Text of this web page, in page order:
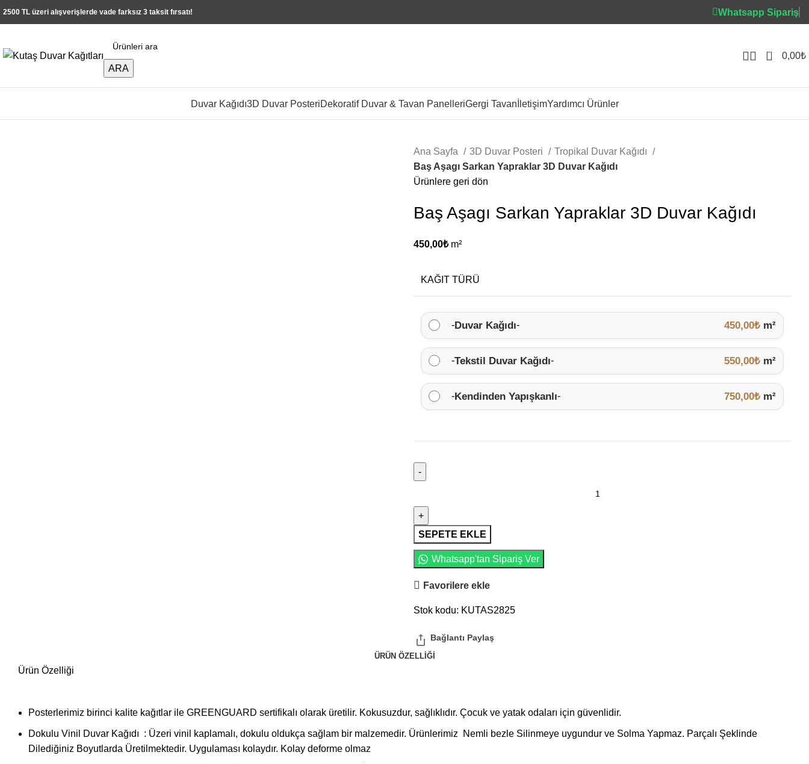
2500 TL üzeri alışverişlerde vade farksız 3 taksit fırsatı! Whatsapp Sipariş
ARA
0 0,00₺
Duvar Kağıdı3D Duvar PosteriDekoratif Duvar & Tavan PanelleriGergi Tavan İletişimYardımcı Ürünler
Ana Sayfa 3D Duvar Posteri
Tropikal Duvar Kağıdı
Baş Aşagı Sarkan Yapraklar 3D Duvar Kağıdı
Ürünlere geri dön
Baş Aşagı Sarkan Yapraklar 3D Duvar Kağıdı
450,00₺m²
KAĞIT TÜRÜ
-Duvar Kağıdı- 450,00₺ m²
-Tekstil Duvar Kağıdı- 550,00₺ m²
-Kendinden Yapışkanlı- 750,00₺ m²
SEPETE EKLE
Whatsapp'tan Sipariş Ver
Favorilere ekle
Stok kodu: KUTAS2825
ÜRÜN ÖZELLIĞI
Ürün Özelliği
Posterlerimiz birinci kalite kağıtlar ile GREENGUARD sertifikalı olarak üretilir. Kokusuzdur, sağlıklıdır. Çocuk ve yatak odaları için güvenlidir.
Dokulu Vinil Duvar Kağıdı : Üzeri vinil kaplamalı, dokulu oldukça sağlam bir malzemedir. Ürünlerimiz Nemli bezle Silinmeye uygundur ve Solma Yapmaz. Parçalı Şeklinde
Dilediğiniz Boyutlarda Üretilmektedir. Uygulaması kolaydır. Kolay deforme olmaz